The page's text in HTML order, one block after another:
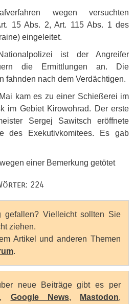
wegen versuchten
15 Abs. 2, Art. 115 Abs. 1 des
eingeleitet.
ist der Angreifer
die Ermittlungen an. Die
fahnden nach dem Verdächtigen.
kam es zu einer Schießerei im
im Gebiet Kirowohrad. Der erste
Sergej Sawitsch eröffnete
des Exekutivkomitees. Es gab
einer Bemerkung getötet
224
gefallen? Vielleicht sollten Sie
ziehen.
Artikel und anderen Themen
.
neue Beiträge gibt es per
, Google News, Mastodon,